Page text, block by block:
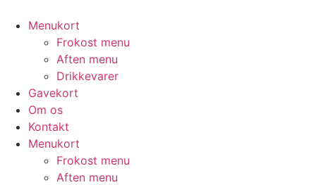
Menukort
Frokost menu
Aften menu
Drikkevarer
Gavekort
Om os
Kontakt
Menukort
Frokost menu
Aften menu